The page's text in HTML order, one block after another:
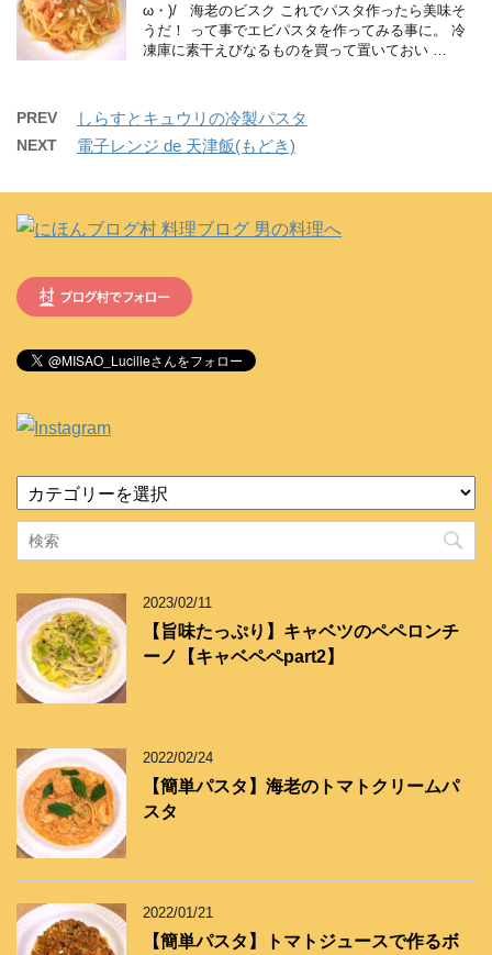
ω・)/ 海老のビスク これでパスタ作ったら美味そ
うだ！ って事でエビパスタを作ってみる事に。 冷
凍庫に素干えびなるものを買って置いておい …
PREV しらすとキュウリの冷製パスタ
NEXT 電子レンジ de 天津飯(もどき)
テ
ゴ
リ
2023/02/11
【旨味たっぷり】キャベツのペペロンチ
ーノ【キャベペペpart2】
2022/02/24
【簡単パスタ】海老のトマトクリームパ
スタ
2022/01/21
【簡単パスタ】トマトジュースで作るボ